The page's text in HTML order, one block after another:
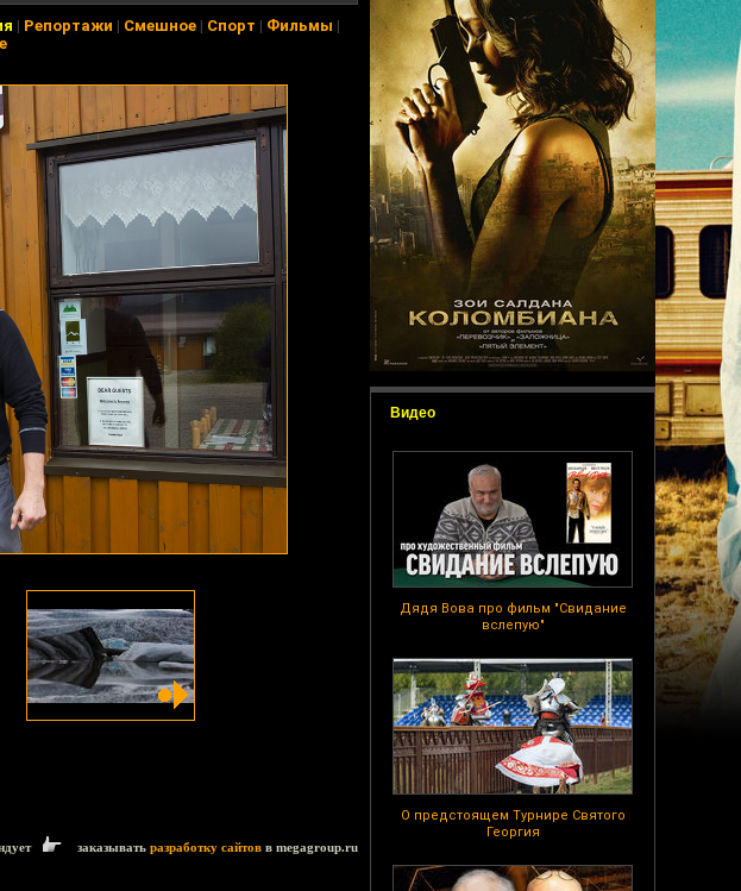
Видео
Дядя Вова про фильм "Свидание
вслепую"
О предстоящем Турнире Святого
Георгия
| Репортажи | Смешное | Спорт | Фильмы |
заказывать разработку сайтов в megagroup.ru